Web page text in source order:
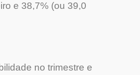
e 38,7% (ou 39,0
no trimestre e